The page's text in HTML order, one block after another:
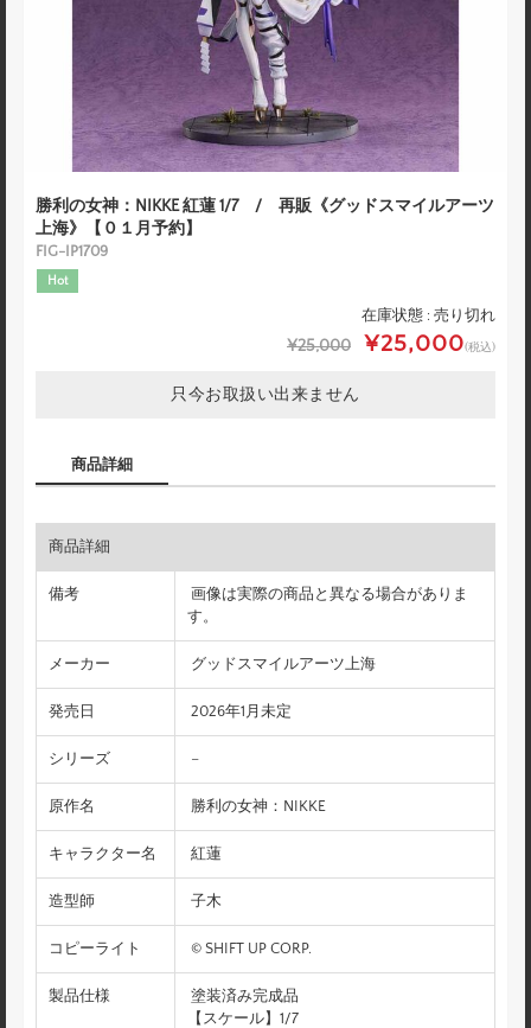
勝利の女神：NIKKE 紅蓮 1/7 / 再販《グッドスマイルアーツ
上海》【０１月予約】
FIG-IP1709
Hot
在庫状態 : 売り切れ
¥25,000 ¥25,000(税込)
只今お取扱い出来ません
商品詳細
商品詳細
備考
画像は実際の商品と異なる場合がありま
す。
メーカー グッドスマイルアーツ上海
発売日 2026年1月未定
シリーズ –
原作名 勝利の女神：NIKKE
キャラクター名 紅蓮
造型師 子木
コピーライト © SHIFT UP CORP.
製品仕様
塗装済み完成品
【スケール】1/7